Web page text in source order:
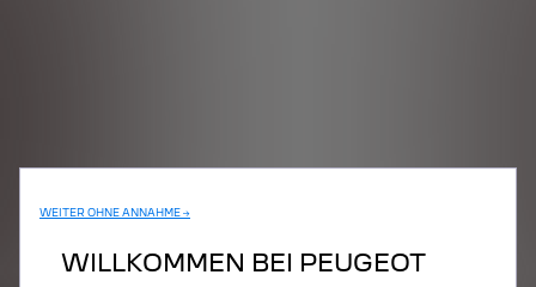
WEITER OHNE ANNAHME →
WILLKOMMEN BEI PEUGEOT